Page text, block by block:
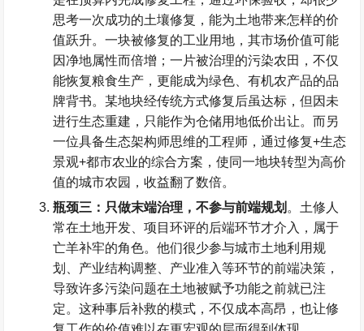
思考一次成功的土壤修复，能为土地带来怎样的价
值跃升。一块被修复的工业用地，其市场价值可能
因净地属性而倍增；一片被治理的污染农田，不仅
能恢复粮食生产，更能成为绿色、有机农产品的品
牌背书。某地块经传统方式修复后虽达标，但因未
进行生态重建，只能作为仓储用地低价出让。而另
一位具备生态架构师思维的工程师，通过修复+生态
景观+都市农业的综合方案，使同一地块转型为高价
值的城市农园，收益翻了数倍。
瓶颈三：只做末端治理，不参与前端规划 。土修人
常在土地开发、项目环评的后端环节才介入，属于
亡羊补牢的角色。他们很少参与城市土地利用规
划、产业结构调整、产业准入等环节的前端决策，
导致许多污染问题在土地被赋予功能之前就已注
定。这种事后补救的模式，不仅成本高昂，也让修